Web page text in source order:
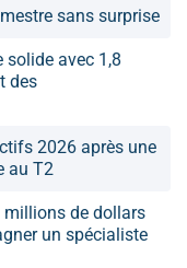
sans surprise
solide avec 1,8
des
2026 après une
au T2
de dollars
un spécialiste